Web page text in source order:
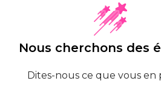
Nous cherchons des
Dites-nous ce que vous en